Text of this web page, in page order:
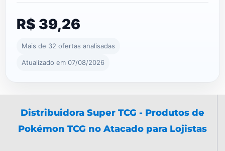
R$ 39,26
Mais de 32 ofertas analisadas
Atualizado em 07/08/2026
Distribuidora Super TCG - Produtos de
Pokémon TCG no Atacado para Lojistas